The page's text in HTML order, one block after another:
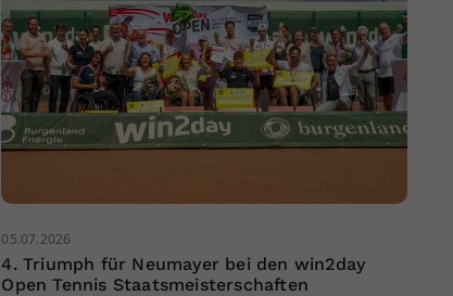
05.07.2026
4. Triumph für Neumayer bei den win2day
Open Tennis Staatsmeisterschaften